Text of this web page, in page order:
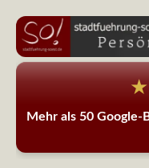
Mehr als 50